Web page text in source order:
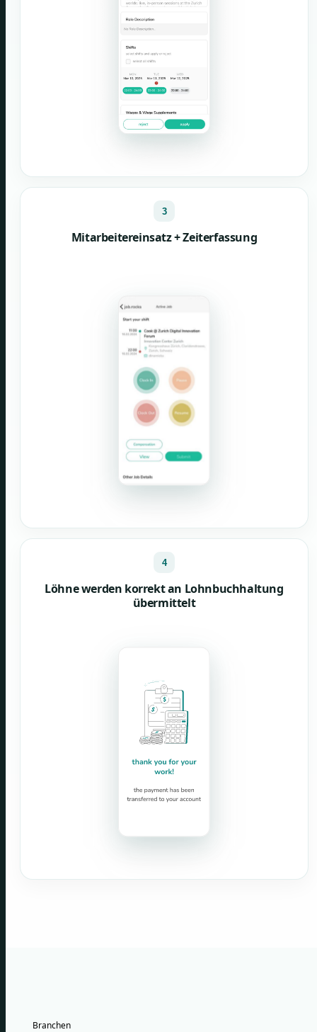
3
Mitarbeitereinsatz + Zeiterfassung
4
Löhne werden korrekt an Lohnbuchhaltung
übermittelt
Branchen